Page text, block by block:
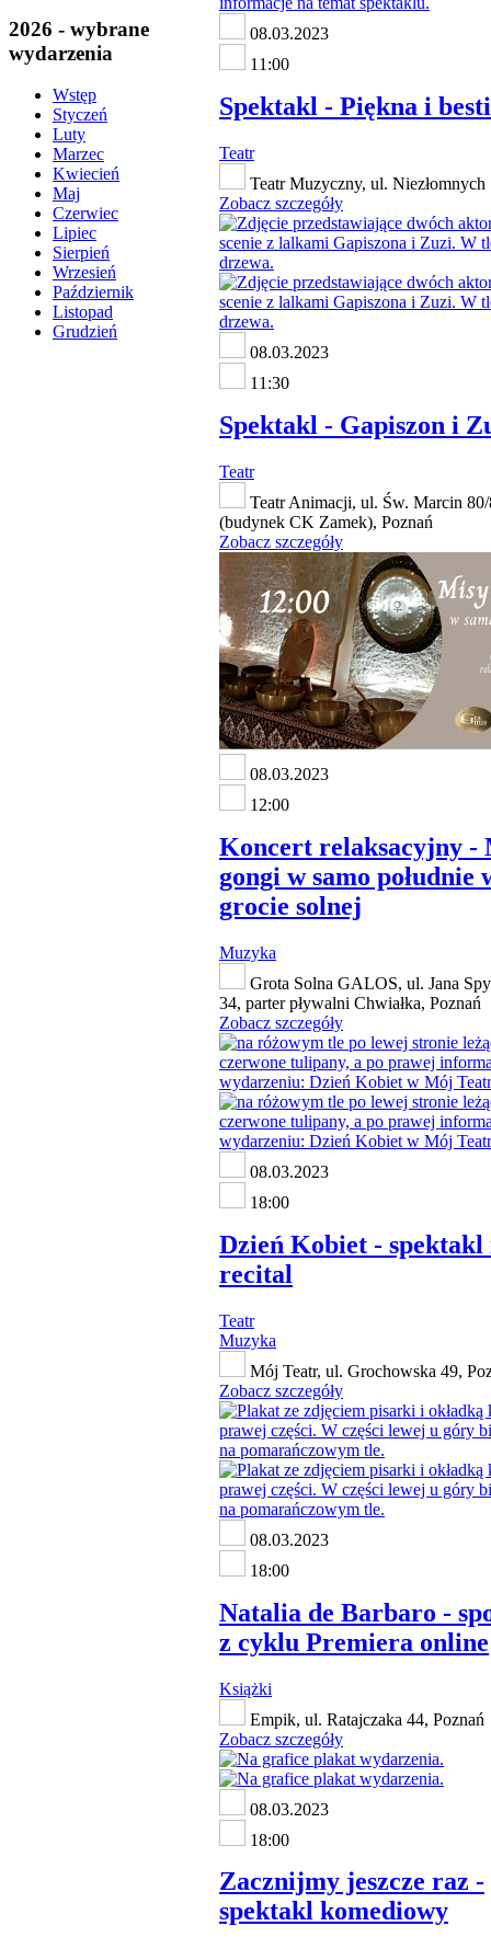
2026 - wybrane
wydarzenia
Wstęp
Styczeń
Luty
Marzec
Kwiecień
Maj
Czerwiec
Lipiec
Sierpień
Wrzesień
Październik
Listopad
Grudzień
08.03.2023
11:00
Spektakl - Piękna i
Teatr
Teatr Muzyczny, ul. Niezłomnych
Zobacz szczegóły
08.03.2023
11:30
Spektakl - Gapiszon i
Teatr
Teatr Animacji, ul. Św. Marcin
(budynek CK Zamek), Poznań
Zobacz szczegóły
08.03.2023
12:00
Koncert relaksacyjny -
gongi w samo południe
grocie solnej
Muzyka
Grota Solna GALOS, ul. Jana
34, parter pływalni Chwiałka, Poznań
Zobacz szczegóły
08.03.2023
18:00
Dzień Kobiet - spektakl
recital
Teatr
Muzyka
Mój Teatr, ul. Grochowska 49,
Zobacz szczegóły
08.03.2023
18:00
Natalia de Barbaro -
z cyklu Premiera online
Książki
Empik, ul. Ratajczaka 44, Poznań
Zobacz szczegóły
08.03.2023
18:00
Zacznijmy jeszcze raz -
spektakl komediowy